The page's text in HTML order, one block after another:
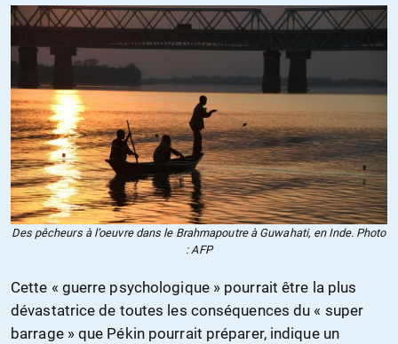
Des pêcheurs à l’oeuvre dans le Brahmapoutre à Guwahati, en Inde. Photo
: AFP
Cette « guerre psychologique » pourrait être la plus
dévastatrice de toutes les conséquences du « super
barrage » que Pékin pourrait préparer, indique un